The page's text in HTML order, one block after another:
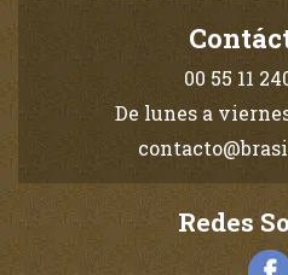
00 55 11
De lunes a
Redes